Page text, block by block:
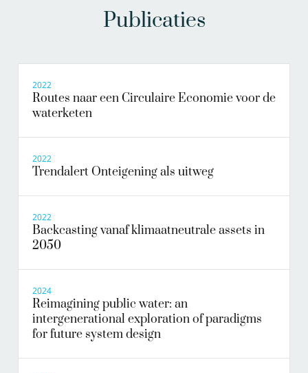
Publicaties
2022
Routes naar een Circulaire Economie voor de
waterketen
2022
Trendalert Onteigening als uitweg
2022
Backcasting vanaf klimaatneutrale assets in
2050
2024
Reimagining public water: an
intergenerational exploration of paradigms
for future system design